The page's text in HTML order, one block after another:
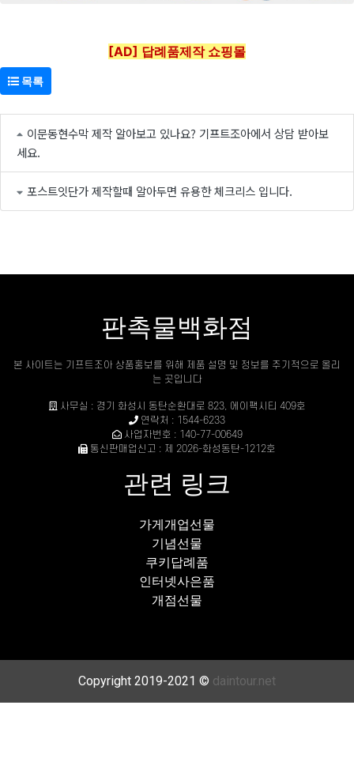
[AD] 답례품제작 쇼핑몰
목록
이문동현수막 제작 알아보고 있나요? 기프트조아에서 상담 받아보
세요.
포스트잇단가 제작할때 알아두면 유용한 체크리스 입니다.
판촉물백화점
본 사이트는 기프트조아 상품홍보를 위해 제품 설명 및 정보를 주기적으로 올리
는 곳입니다
사무실 : 경기 화성시 동탄순환대로 823, 에이팩시티 409호
연락처 : 1544-6233
사업자번호 : 140-77-00649
통신판매업신고 : 제 2026-화성동탄-1212호
관련 링크
가게개업선물
기념선물
쿠키답례품
인터넷사은품
개점선물
Copyright 2019-2021 © daintour.net